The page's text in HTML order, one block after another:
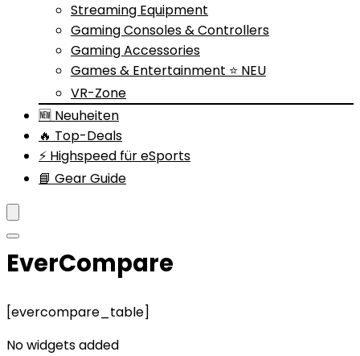
Streaming Equipment
Gaming Consoles & Controllers
Gaming Accessories
Games & Entertainment ⭐ NEU
VR-Zone
🆕 Neuheiten
🔥 Top-Deals
⚡ Highspeed für eSports
📘 Gear Guide
EverCompare
[evercompare_table]
No widgets added